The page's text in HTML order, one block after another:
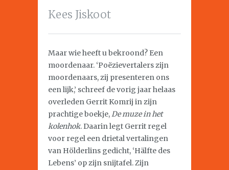
Kees Jiskoot
Maar wie heeft u bekroond? Een
moordenaar. ‘Poëzievertalers zijn
moordenaars, zij presenteren ons
een lijk,’ schreef de vorig jaar helaas
overleden Gerrit Komrij in zijn
prachtige boekje,De muze in het
kolenhok. Daarin legt Gerrit regel
voor regel een drietal vertalingen
van Hölderlins gedicht, ‘Hälfte des
Lebens’ op zijn snijtafel. Zijn